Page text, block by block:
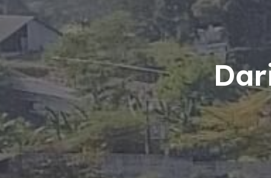
Visi & Misi
Testimoni
Galeri
Sekolah